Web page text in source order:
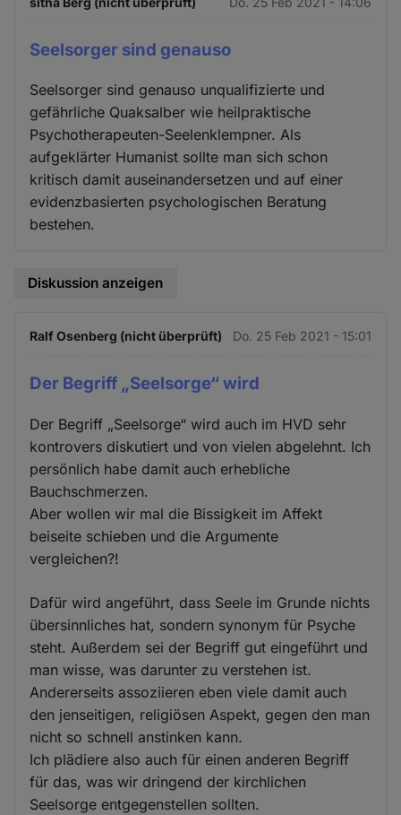
Seelsorger sind genauso
Seelsorger sind genauso unqualifizierte und
gefährliche Quaksalber wie heilpraktische
Psychotherapeuten-Seelenklempner. Als
aufgeklärter Humanist sollte man sich schon
kritisch damit auseinandersetzen und auf einer
evidenzbasierten psychologischen Beratung
bestehen.
Diskussion anzeigen
Ralf Osenberg (nicht überprüft) Do. 25 Feb 2021 - 15:01
Der Begriff „Seelsorge“ wird
Der Begriff „Seelsorge“ wird auch im HVD sehr
kontrovers diskutiert und von vielen abgelehnt. Ich
persönlich habe damit auch erhebliche
Bauchschmerzen.
Aber wollen wir mal die Bissigkeit im Affekt
beiseite schieben und die Argumente
vergleichen?!
Dafür wird angeführt, dass Seele im Grunde nichts
übersinnliches hat, sondern synonym für Psyche
steht. Außerdem sei der Begriff gut eingeführt und
man wisse, was darunter zu verstehen ist.
Andererseits assoziieren eben viele damit auch
den jenseitigen, religiösen Aspekt, gegen den man
nicht so schnell anstinken kann.
Ich plädiere also auch für einen anderen Begriff
für das, was wir dringend der kirchlichen
Seelsorge entgegenstellen sollten.